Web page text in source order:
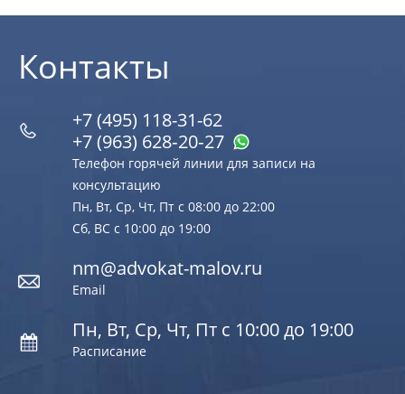
Контакты
+7 (495) 118-31-62
+7 (963) 628‑20‑27
Телефон горячей линии для записи на
консультацию
Пн, Вт, Ср, Чт, Пт с 08:00 до 22:00
Сб, ВС с 10:00 до 19:00
nm@advokat-malov.ru
Email
Пн, Вт, Ср, Чт, Пт с 10:00 до 19:00
Расписание